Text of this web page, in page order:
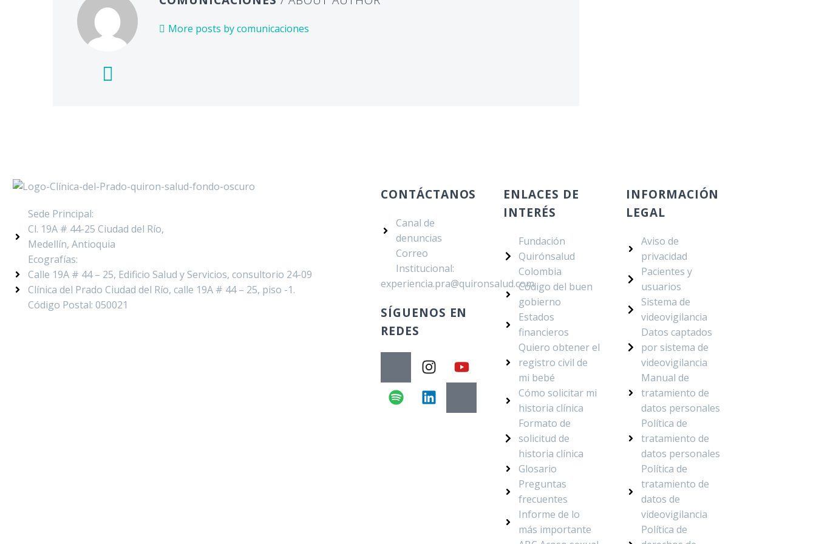
More posts by comunicaciones
Sede Principal:
Cl. 19A # 44-25 Ciudad del Río,
Medellín, Antioquia
Ecografías:
Calle 19A # 44 – 25, Edificio Salud y Servicios, consultorio 24-09
Clínica del Prado Ciudad del Río, calle 19A # 44 – 25, piso -1.
Código Postal: 050021
CONTÁCTANOS
Canal de
denuncias
Correo
Institucional:
experiencia.pra@quironsalud.com
SÍGUENOS EN
REDES
ENLACES DE
INTERÉS
Fundación
Quirónsalud
Colombia
Código del buen
gobierno
Estados
financieros
Quiero obtener el
registro civil de
mi bebé
Cómo solicitar mi
historia clínica
Formato de
solicitud de
historia clínica
Glosario
Preguntas
frecuentes
Informe de lo
más importante
INFORMACIÓN
LEGAL
Aviso de
privacidad
Pacientes y
usuarios
Sistema de
videovigilancia
Datos captados
por sistema de
videovigilancia
Manual de
tratamiento de
datos personales
Política de
tratamiento de
datos personales
Política de
tratamiento de
datos de
videovigilancia
Política de